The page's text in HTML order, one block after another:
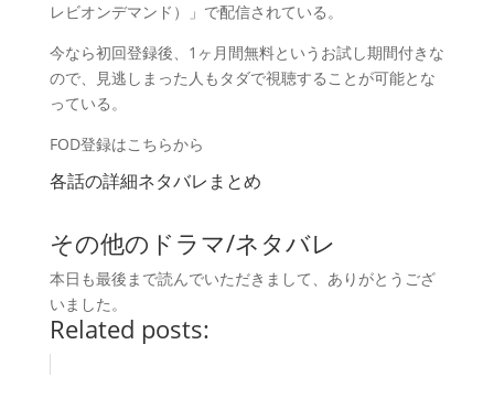
レビオンデマンド）」で配信されている。
今なら初回登録後、1ヶ月間無料というお試し期間付きな
ので、見逃しまった人もタダで視聴することが可能とな
っている。
FOD登録はこちらから
各話の詳細ネタバレまとめ
その他のドラマ/ネタバレ
本日も最後まで読んでいただきまして、ありがとうござ
いました。
Related posts: